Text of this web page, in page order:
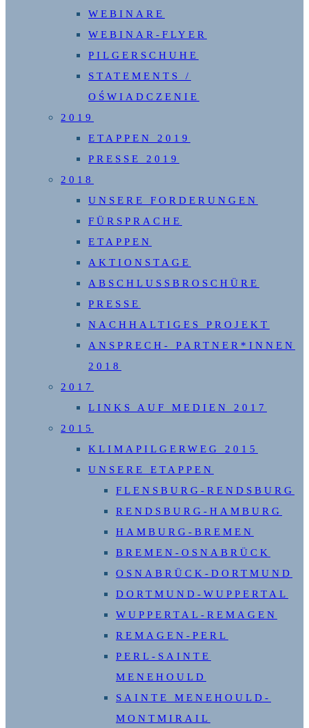
WEBINARE
WEBINAR-FLYER
PILGERSCHUHE
STATEMENTS /
OŚWIADCZENIE
2019
ETAPPEN 2019
PRESSE 2019
2018
UNSERE FORDERUNGEN
FÜRSPRACHE
ETAPPEN
AKTIONSTAGE
ABSCHLUSSBROSCHÜRE
PRESSE
NACHHALTIGES PROJEKT
ANSPRECH- PARTNER*INNEN
2018
2017
LINKS AUF MEDIEN 2017
2015
KLIMAPILGERWEG 2015
UNSERE ETAPPEN
FLENSBURG-RENDSBURG
RENDSBURG-HAMBURG
HAMBURG-BREMEN
BREMEN-OSNABRÜCK
OSNABRÜCK-DORTMUND
DORTMUND-WUPPERTAL
WUPPERTAL-REMAGEN
REMAGEN-PERL
PERL-SAINTE
MENEHOULD
SAINTE MENEHOULD-
MONTMIRAIL